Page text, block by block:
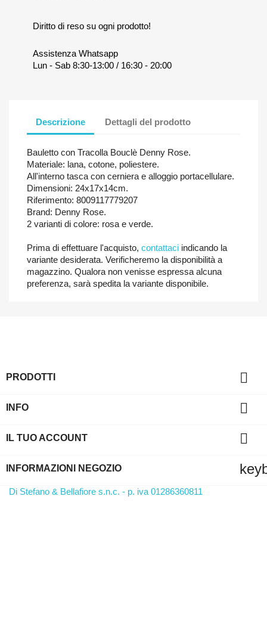
Diritto di reso su ogni prodotto!
Assistenza Whatsapp
Lun - Sab 8:30-13:00 / 16:30 - 20:00
Descrizione Dettagli del prodotto
Bauletto con Tracolla Bouclè Denny Rose.
Materiale: lana, cotone, poliestere.
All'interno tasca con cerniera e alloggio portacellulare.
Dimensioni: 24x17x14cm.
Riferimento: 8009117779207
Brand: Denny Rose.
2 varianti di colore: rosa e verde.
Prima di effettuare l'acquisto, contattaci indicando la
variante desiderata. Verificheremo la disponibilità a
magazzino. Qualora non venisse espressa alcuna
preferenza, sarà spedita la variante disponibile.
PRODOTTI 
INFO 
IL TUO ACCOUNT 
INFORMAZIONI NEGOZIO
Di Stefano & Bellafiore s.n.c. - p. iva 01286360811